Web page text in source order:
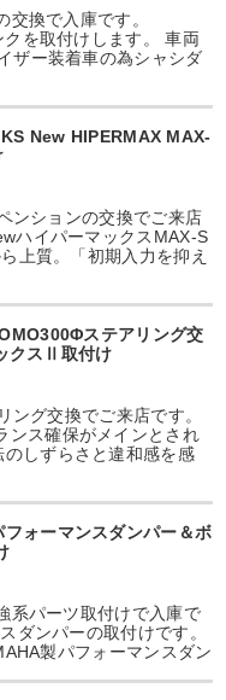
換で入庫です。
を取付けします。 車両
ザー装着車の為シャシダ
New HIPERMAX MAX-
ションの交換でご来店
ハイパーマックスMAX-S
上質。「初期入力を抑え
ステアリング交
クスⅡ取付け
グ交換でご来店です。
ンス確保がメインとされ
しずらさと違和感を感
ォーマンスダンパー＆ボ
パーツ取付けで入庫で
ダンパーの取付けです。
製パフォーマンスダン